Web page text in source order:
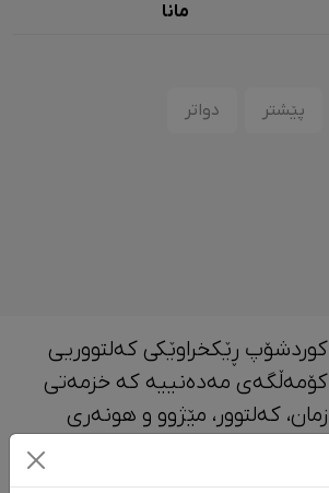
مانا
پێشتر دواتر
کوردشۆپ ڕێکخراوێکی کەلتووریی
کۆمەڵگەی مەدەنییە کە خزمەتی
زمان، کەلتوور، مێژوو و ‎هونەری